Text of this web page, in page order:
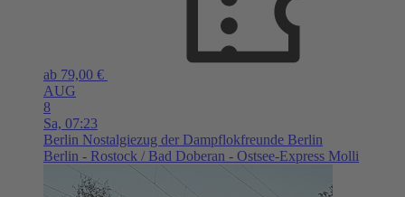
ab 79,00 €
AUG
8
Sa, 07:23
Berlin Nostalgiezug der Dampflokfreunde Berlin
Berlin - Rostock / Bad Doberan - Ostsee-Express Molli